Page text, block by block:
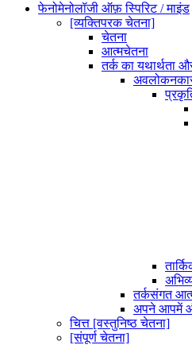
फेनोमेनोलॉजी ऑफ़ स्पिरिट / माइंड
[व्यक्तिपरक चेतना]
चेतना
आत्मचेतना
तर्क का यथार्थता
तर्कसंगत
अपने आपमें
चित्त [वस्तुनिष्ठ चेतना]
[संपूर्ण चेतना]